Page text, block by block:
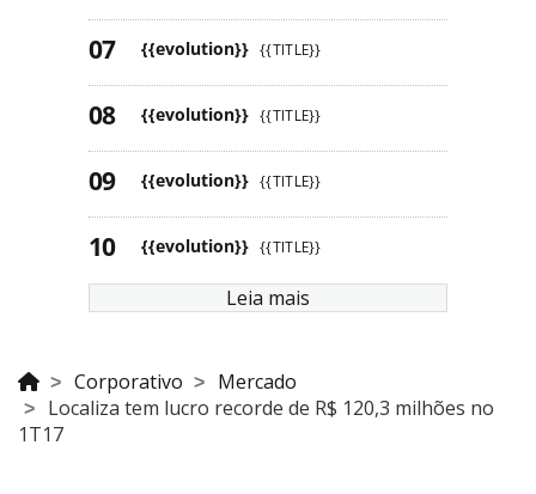
{{evolution}} {{TITLE}}
{{evolution}} {{TITLE}}
{{evolution}} {{TITLE}}
{{evolution}} {{TITLE}}
Leia mais
Corporativo
Mercado
Localiza tem lucro recorde de R$ 120,3 milhões no
1T17